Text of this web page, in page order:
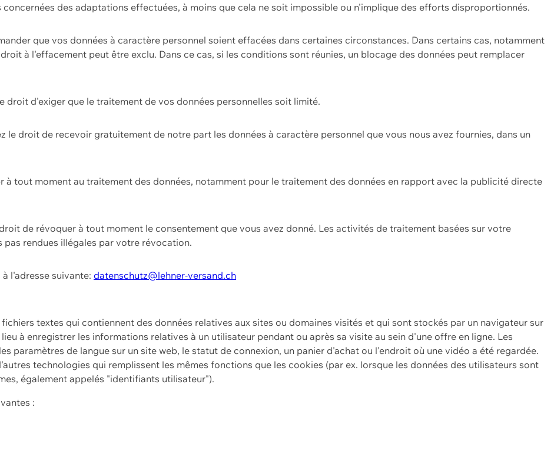
des adaptations effectuées, à moins que cela ne soit impossible ou n'implique des efforts disproportionnés.
que vos données à caractère personnel soient effacées dans certaines circonstances. Dans certains cas, notamment
à l'effacement peut être exclu. Dans ce cas, si les conditions sont réunies, un blocage des données peut remplacer
droit d'exiger que le traitement de vos données personnelles soit limité.
le droit de recevoir gratuitement de notre part les données à caractère personnel que vous nous avez fournies, dans un
tout moment au traitement des données, notamment pour le traitement des données en rapport avec la publicité directe
de révoquer à tout moment le consentement que vous avez donné. Les activités de traitement basées sur votre
rendues illégales par votre révocation.
l'adresse suivante: datenschutz@lehner-versand.ch
textes qui contiennent des données relatives aux sites ou domaines visités et qui sont stockés par un navigateur sur
à enregistrer les informations relatives à un utilisateur pendant ou après sa visite au sein d'une offre en ligne. Les
paramètres de langue sur un site web, le statut de connexion, un panier d'achat ou l'endroit où une vidéo a été regardée.
technologies qui remplissent les mêmes fonctions que les cookies (par ex. lorsque les données des utilisateurs sont
également appelés "identifiants utilisateur").
: